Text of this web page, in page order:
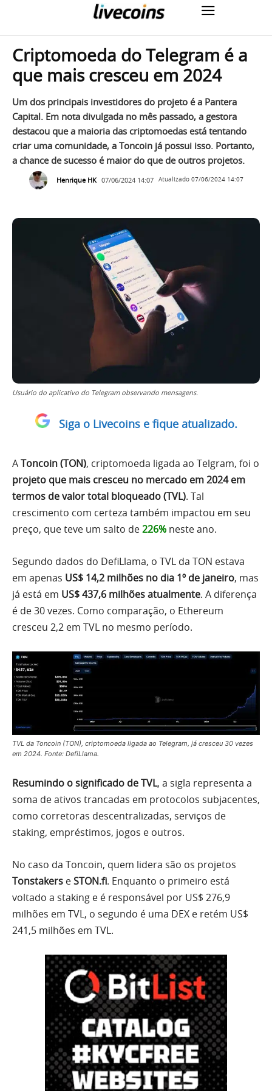
Criptomoeda do Telegram é a
que mais cresceu em 2024
Um dos principais investidores do projeto é a Pantera
Capital. Em nota divulgada no mês passado, a gestora
destacou que a maioria das criptomoedas está tentando
criar uma comunidade, a Toncoin já possui isso. Portanto,
a chance de sucesso é maior do que de outros projetos.
Henrique HK 07/06/2024 14:07 Atualizado 07/06/2024 14:07
Usuário do aplicativo do Telegram observando mensagens.
Siga o Livecoins e fique atualizado.
AToncoin (TON), criptomoeda ligada ao Telgram, foi o
projeto que mais cresceu no mercado em 2024 em
termos de valor total bloqueado (TVL). Tal
crescimento com certeza também impactou em seu
preço, que teve um salto de226% neste ano.
Segundo dados do DefiLlama, o TVL da TON estava
em apenas US$ 14,2 milhões no dia 1º de janeiro, mas
já está em US$ 437,6 milhões atualmente. A diferença
é de 30 vezes. Como comparação, o Ethereum
cresceu 2,2 em TVL no mesmo período.
TVL da Toncoin (TON), criptomoeda ligada ao Telegram, já cresceu 30 vezes
em 2024. Fonte: DefiLlama.
Resumindo o significado de TVL, a sigla representa a
soma de ativos trancadas em protocolos subjacentes,
como corretoras descentralizadas, serviços de
staking, empréstimos, jogos e outros.
No caso da Toncoin, quem lidera são os projetos
Tonstakers eSTON.fi. Enquanto o primeiro está
voltado a staking e é responsável por US$ 276,9
milhões em TVL, o segundo é uma DEX e retém US$
241,5 milhões em TVL.